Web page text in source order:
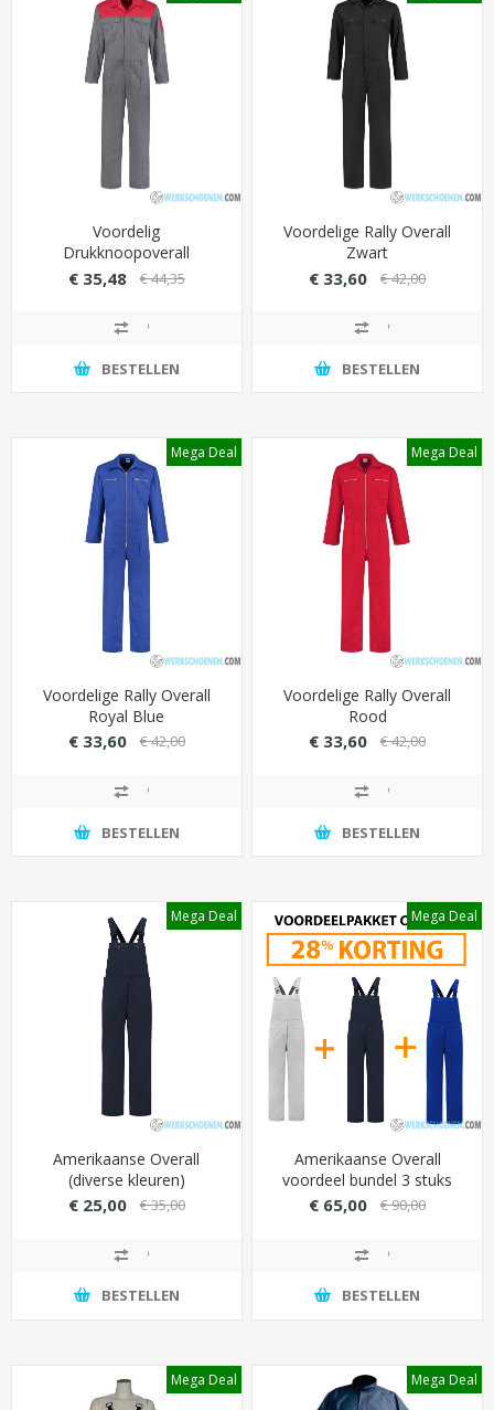
Voordelig
Drukknoopoverall
Grijs/Rood
€ 35,48 € 44,35
BESTELLEN
Voordelige Rally Overall
Zwart
€ 33,60 € 42,00
BESTELLEN
Mega Deal
Voordelige Rally Overall
Royal Blue
€ 33,60 € 42,00
BESTELLEN
Mega Deal
Voordelige Rally Overall
Rood
€ 33,60 € 42,00
BESTELLEN
Mega Deal
Amerikaanse Overall
(diverse kleuren)
€ 25,00 € 35,00
BESTELLEN
Mega Deal
Amerikaanse Overall
voordeel bundel 3 stuks
(diverse kleuren)
€ 65,00 € 90,00
BESTELLEN
Mega Deal Mega Deal